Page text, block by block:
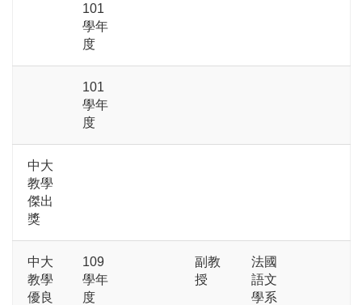
101
學年
度
101
學年
度
中大
教學
傑出
獎
中大
教學
優良
109
學年
度
副教
授
法國
語文
學系